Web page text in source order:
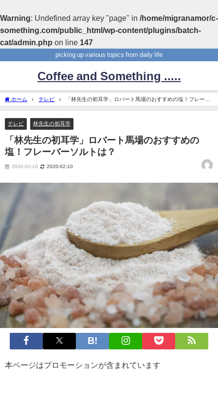
Warning: Undefined array key "page" in /home/migranamor/c-
something.com/public_html/wp-content/plugins/batch-
cat/admin.php on line 147
picking up various topics from daily life
Coffee and Something .....
ホーム テレビ
「林先生の初耳学」ロバート馬場のおすすめの塩！フレーバ
ーソルトは？
テレビ 林先生の初耳学
「林先生の初耳学」ロバート馬場のおすすめの
塩！フレーバーソルトは？
2020-02-10 2020-02-10
本ページはプロモーションが含まれています